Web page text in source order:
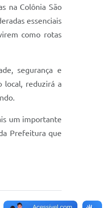
na Colônia São
essenciais
como rotas
segurança e
local, reduzirá a
um importante
Prefeitura que